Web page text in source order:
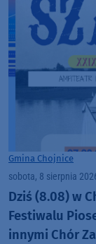
Gmina Chojnice
sobota, 8 sierpnia
Dziś (8.08) w
Festiwalu
innymi Chór